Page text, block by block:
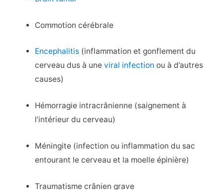
Commotion cérébrale
Encephalitis (inflammation et gonflement du
cerveau dus à uneviral infection ou à d’autres
causes)
Hémorragie intracrânienne (saignement à
l’intérieur du cerveau)
Méningite (infection ou inflammation du sac
entourant le cerveau et la moelle épinière)
Traumatisme crânien grave